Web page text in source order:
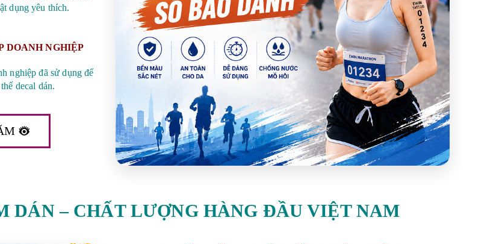
dụng yêu thích.
DOANH NGHIỆP
nghiệp đã sử dụng để
decal dán.
DÁN – CHẤT LƯỢNG HÀNG ĐẦU VIỆT NAM